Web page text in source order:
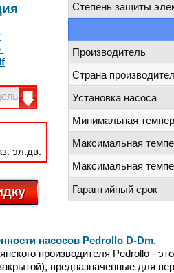
эл.дв.
Степень защиты
Производитель
Страна
Установка насоса
Минимальная
Максимальная
Максимальная
Гарантийный срок
насосов Pedrollo D-Dm.
производителя Pedrollo -
предназначенные для